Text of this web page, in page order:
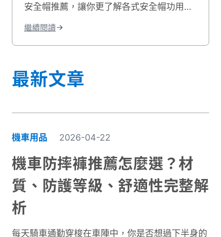
安全帽推薦，讓你更了解各式安全帽功用與
乘更加安全！
繼續閱讀
最新文章
機車用品 2026-04-22
機車防摔褲推薦怎麼選？材
質、防護等級、舒適性完整解
析
每天騎車通勤穿梭在車陣中，你是否想過下半身的